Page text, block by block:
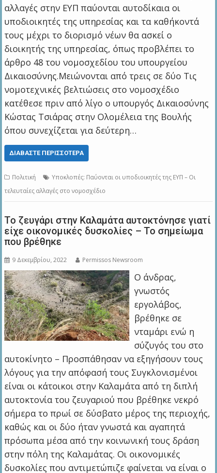
αλλαγές στην ΕΥΠ παύονται αυτοδίκαια οι
υποδιοικητές της υπηρεσίας και τα καθήκοντά
τους μέχρι το διορισμό νέων θα ασκεί ο
διοικητής της υπηρεσίας, όπως προβλέπει το
άρθρο 48 του νομοσχεδίου του υπουργείου
Δικαιοσύνης.Μειώνονται από τρεις σε δύο Τις
νομοτεχνικές βελτιώσεις στο νομοσχέδιο
κατέθεσε πριν από λίγο ο υπουργός Δικαιοσύνης
Κώστας Τσιάρας στην Ολομέλεια της Βουλής
όπου συνεχίζεται για δεύτερη…
ΔΙΑΒΆΣΤΕ ΠΕΡΙΣΣΌΤΕΡΑ
Πολιτική
Υποκλοπές: Παύονται οι υποδιοικητές της ΕΥΠ – Οι
τελευταίες αλλαγές στο νομοσχέδιο
Το ζευγάρι στην Καλαμάτα αυτοκτόνησε γιατί
είχε οικονομικές δυσκολίες – Το σημείωμα
που βρέθηκε
9 Δεκεμβρίου, 2022 Permissos Newsroom
Ο άνδρας,
γνωστός
εργολάβος,
βρέθηκε σε
νταμάρι ενώ η
σύζυγός του στο
αυτοκίνητο – Προσπάθησαν να εξηγήσουν τους
λόγους για την απόφασή τους Συγκλονισμένοι
είναι οι κάτοικοι στην Καλαμάτα από τη διπλή
αυτοκτονία του ζευγαριού που βρέθηκε νεκρό
σήμερα το πρωί σε δύσβατο μέρος της περιοχής,
καθώς και οι δύο ήταν γνωστά και αγαπητά
πρόσωπα μέσα από την κοινωνική τους δράση
στην πόλη της Καλαμάτας. Οι οικονομικές
δυσκολίες που αντιμετώπιζε φαίνεται να είναι ο